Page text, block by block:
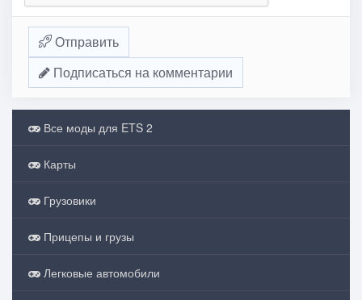
Отправить
Подписаться на комментарии
Все моды для ETS 2
Карты
Грузовики
Прицепы и грузы
Легковые автомобили